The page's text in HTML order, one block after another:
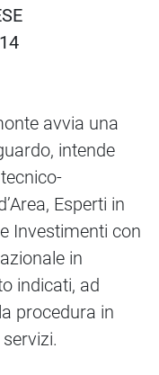
avvia una
intende
Esperti in
Investimenti con
in
indicati, ad
procedura in